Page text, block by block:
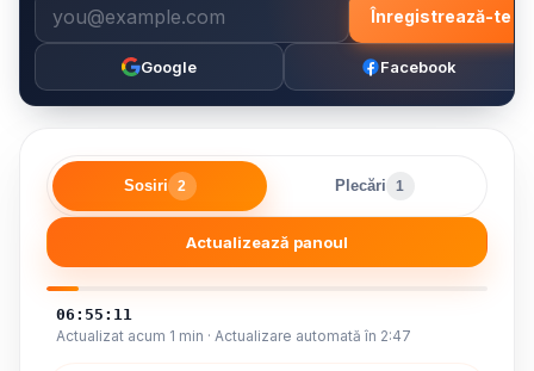
Înregistrează-te
Google Facebook
Sosiri 2 Plecări 1
Actualizează panoul
06:55:12
Actualizat acum 1 min · Actualizare automată în 2:46